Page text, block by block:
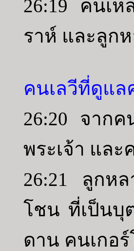
26:19 คนเห
ราห์ และลูก
คนเลวีที่ดูแล
26:20 จากค
พระเจ้า และ
26:21 ลูกห
โชน ที่เป็นบุ
ดาน คนเกอ